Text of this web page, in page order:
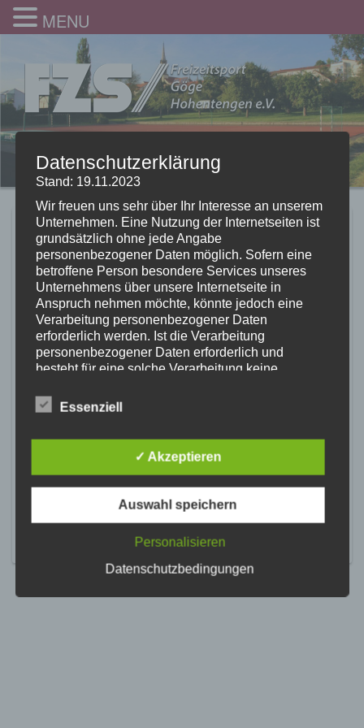
Kitu 2019_11
24.07.2019
MENU
Datenschutzerklärung
Stand: 19.11.2023
Wir freuen uns sehr über Ihr Interesse an unserem
Unternehmen. Eine Nutzung der Internetseiten ist
grundsätzlich ohne jede Angabe
personenbezogener Daten möglich. Sofern eine
betroffene Person besondere Services unseres
Unternehmens über unsere Internetseite in
Anspruch nehmen möchte, könnte jedoch eine
Verarbeitung personenbezogener Daten
erforderlich werden. Ist die Verarbeitung
personenbezogener Daten erforderlich und
besteht für eine solche Verarbeitung keine
Einwilligung der betroffenen Person ein.
beispielsweise des Namens, der Anschrift, E-Mail-
Adresse oder Telefonnummer einer betroffenen
Person, erfolgt stets im Einklang mit der
Datenschutz-Grundverordnung und in
Übereinstimmung mit den für uns geltenden
landesspezifischen Datenschutzbestimmungen.
Mittels dieser Datenschutzerklärung möchte unser
und Zweck der von uns erhobenen, genutzten und
Essenziell
✓ Akzeptieren
Auswahl speichern
Personalisieren
Datenschutzbedingungen